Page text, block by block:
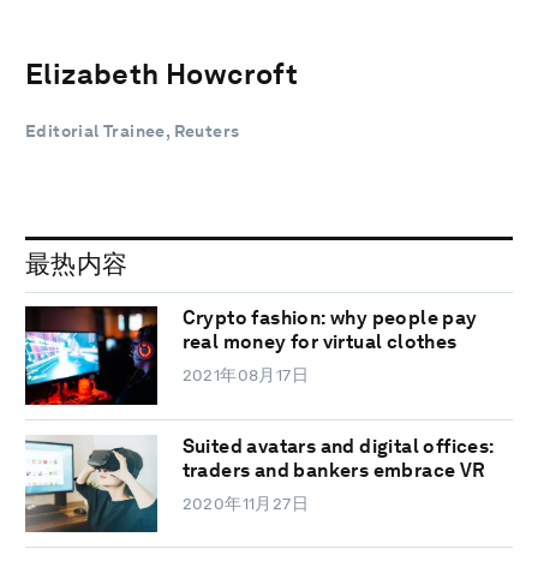
Elizabeth Howcroft
Editorial Trainee, Reuters
最热内容
Crypto fashion: why people pay
real money for virtual clothes
2021年08月17日
Suited avatars and digital offices:
traders and bankers embrace VR
2020年11月27日